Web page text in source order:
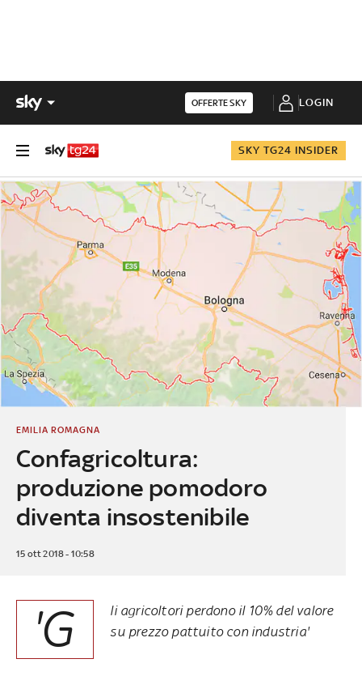
OFFERTE SKY LOGIN
SKY TG24 INSIDER
Confagricoltura:
produzione pomodoro
diventa insostenibile
EMILIA ROMAGNA
15 ott 2018 - 10:58
'G
li agricoltori perdono il 10% del valore
su prezzo pattuito con industria'